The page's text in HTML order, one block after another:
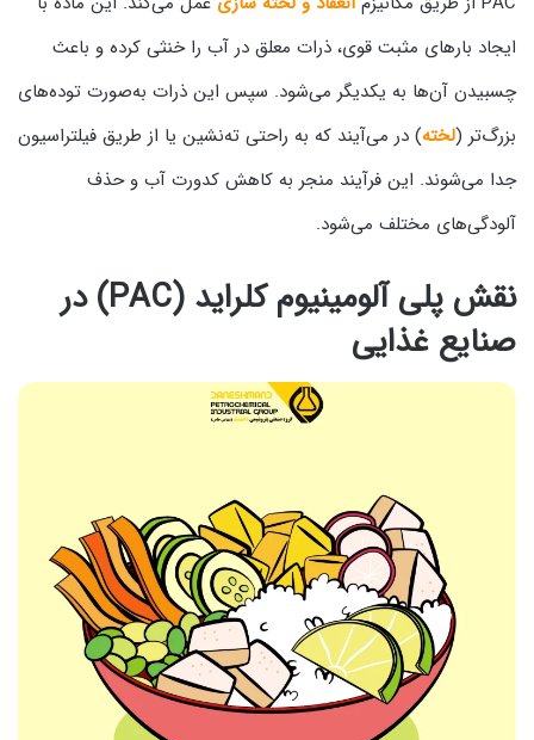
ایجاد بارهای مثبت قوی، ذرات معلق در آب را خنثی کرده و باعث
چسبیدن آن‌ها به یکدیگر می‌شود. سپس این ذرات به‌صورت توده‌های
بزرگ‌تر (لخته) در می‌آیند که به راحتی ته‌نشین یا از طریق فیلتراسیون
جدا می‌شوند. این فرآیند منجر به کاهش کدورت آب و حذف
آلودگی‌های مختلف می‌شود.
نقش پلی آلومینیوم کلراید (PAC) در
صنایع غذایی